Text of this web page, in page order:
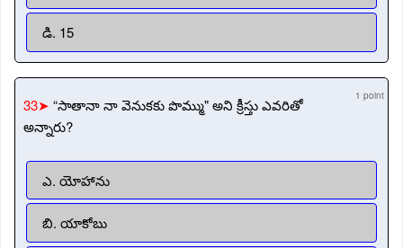
డి. 15
33➤ “సాతానా నా వెనుకకు పొమ్ము" అని క్రీస్తు ఎవరితో
అన్నారు?
1 point
ఎ. యోహాను
బి. యాకోబు